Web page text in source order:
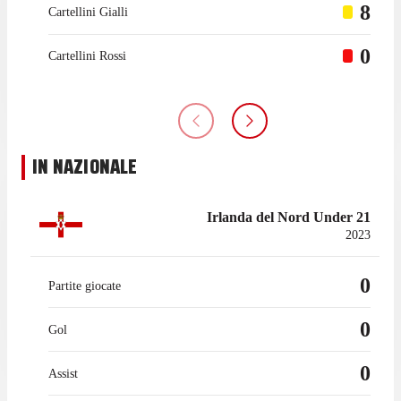
Cartellini Gialli 8
Cartellini Rossi 0
IN NAZIONALE
Irlanda del Nord Under 21
2023
Partite giocate 0
Gol 0
Assist 0